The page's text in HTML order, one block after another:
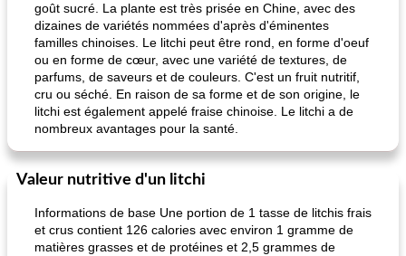
goût sucré. La plante est très prisée en Chine, avec des
dizaines de variétés nommées d'après d'éminentes
familles chinoises. Le litchi peut être rond, en forme d'oeuf
ou en forme de cœur, avec une variété de textures, de
parfums, de saveurs et de couleurs. C'est un fruit nutritif,
cru ou séché. En raison de sa forme et de son origine, le
litchi est également appelé fraise chinoise. Le litchi a de
nombreux avantages pour la santé.
Valeur nutritive d'un litchi
Informations de base Une portion de 1 tasse de litchis frais
et crus contient 126 calories avec environ 1 gramme de
matières grasses et de protéines et 2,5 grammes de